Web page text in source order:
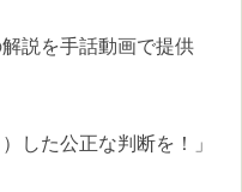
説を手話動画で提供
した公正な判断を！」